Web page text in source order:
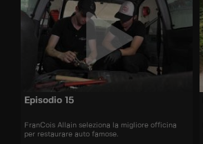
Episodio 15
FranCois Allain seleziona la migliore officina
per restaurare auto famose.